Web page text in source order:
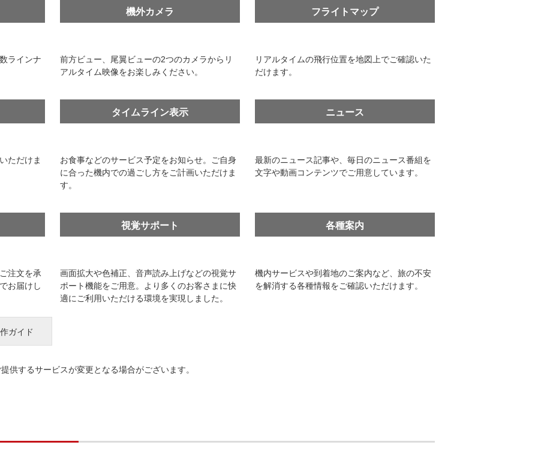
ラインナ
機外カメラ
前方ビュー、尾翼ビューの2つのカメラからリ
アルタイム映像をお楽しみください。
フライトマップ
リアルタイムの飛行位置を地図上でご確認いた
だけます。
ただけま
タイムライン表示
お食事などのサービス予定をお知らせ。ご自身
に合った機内での過ごし方をご計画いただけま
す。
ニュース
最新のニュース記事や、毎日のニュース番組を
文字や動画コンテンツでご用意しています。
注文を承
お届けし
視覚サポート
画面拡大や色補正、音声読み上げなどの視覚サ
ポート機能をご用意。より多くのお客さまに快
適にご利用いただける環境を実現しました。
各種案内
機内サービスや到着地のご案内など、旅の不安
を解消する各種情報をご確認いただけます。
ガイド
供するサービスが変更となる場合がございます。